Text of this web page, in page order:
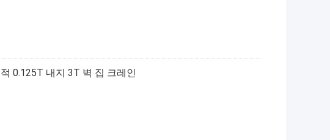
0.125T 내지 3T 벽 집 크레인